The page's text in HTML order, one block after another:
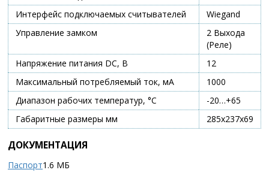
Интерфейс подключаемых считывателей
Wiegand
Управление замком
2 Выхода
(Реле)
Напряжение питания DC, В
12
Максимальный потребляемый ток, мА
1000
Диапазон рабочих температур, °С
-20…+65
Габаритные размеры мм
285х237х69
ДОКУМЕНТАЦИЯ
Паспорт1.6 МБ